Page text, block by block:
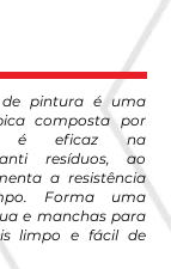
pintura é uma
composta por
é eficaz na
resíduos, ao
a resistência
Forma uma
e manchas para
limpo e fácil de